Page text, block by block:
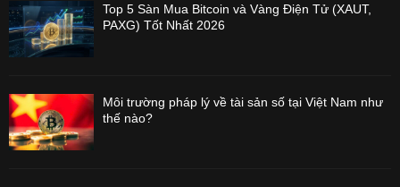
Top 5 Sàn Mua Bitcoin và Vàng Điện Tử (XAUT,
PAXG) Tốt Nhất 2026
Môi trường pháp lý về tài sản số tại Việt Nam như
thế nào?